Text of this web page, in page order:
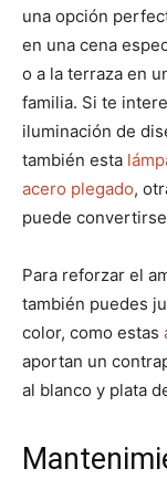
una opción
en una cena
o a la terraza en
familia. Si te
iluminación de
también esta
acero plegado,
puede
Para reforzar el
también puedes
color, como estas
aportan un
al blanco y plata